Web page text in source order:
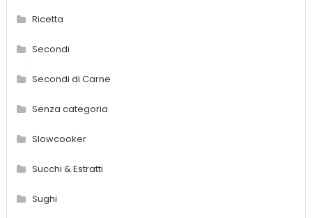
Ricetta
Secondi
Secondi di Carne
Senza categoria
Slowcooker
Succhi & Estratti
Sughi